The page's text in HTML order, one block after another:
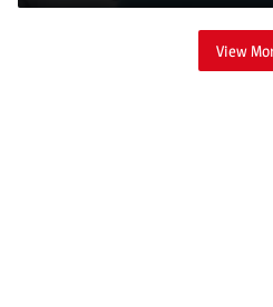
View